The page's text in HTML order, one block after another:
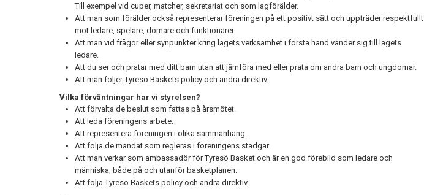
Till exempel vid cuper, matcher, sekretariat och som lagförälder.
Att man som förälder också representerar föreningen på ett positivt sätt och uppträder respektfullt
mot ledare, spelare, domare och funktionärer.
Att man vid frågor eller synpunkter kring lagets verksamhet i första hand vänder sig till lagets
ledare.
Att du ser och pratar med ditt barn utan att jämföra med eller prata om andra barn och ungdomar.
Att man följer Tyresö Baskets policy och andra direktiv.
Vilka förväntningar har vi styrelsen?
Att förvalta de beslut som fattas på årsmötet.
Att leda föreningens arbete.
Att representera föreningen i olika sammanhang.
Att följa de mandat som regleras i föreningens stadgar.
Att man verkar som ambassadör för Tyresö Basket och är en god förebild som ledare och
människa, både på och utanför basketplanen.
Att följa Tyresö Baskets policy och andra direktiv.